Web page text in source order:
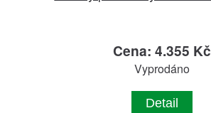
Cena: 4.355 Kč
Vyprodáno
Detail